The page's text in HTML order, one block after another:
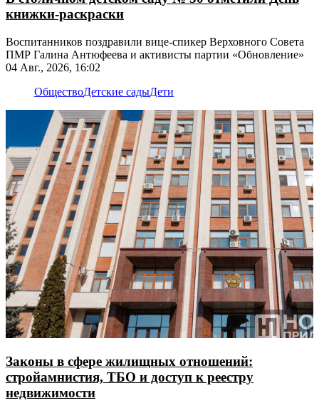
книжки-раскраски
Воспитанников поздравили вице-спикер Верховного Совета
ПМР Галина Антюфеева и активисты партии «Обновление»
04 Авг., 2026, 16:02
ОбществоДетские садыДети
Законы в сфере жилищных отношений:
стройамнистия, ТБО и доступ к реестру
недвижимости